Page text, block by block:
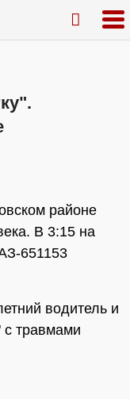
районе
В 3:15 на
651153
водитель и
с травмами